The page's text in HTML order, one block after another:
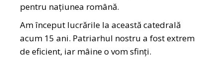
pentru națiunea română.
Am început lucrările la această catedrală
acum 15 ani. Patriarhul nostru a fost extrem
de eficient, iar mâine o vom sfinți.